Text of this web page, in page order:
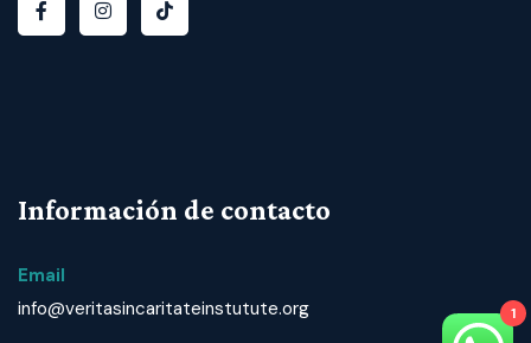
Información de contacto
Email
info@veritasincaritateinstutute.org
1